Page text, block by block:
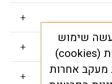
שימוש
בקבצי עוגיות (cookies)
מעקב אחרות